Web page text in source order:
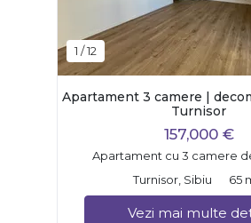
1 /12
Apartament 3 camere |
Turnisor
157,000 €
Apartament cu 3 camere
Turnisor, Sibiu
65
Vezi mai multe